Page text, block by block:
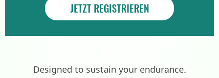
JETZT REGISTRIEREN
Designed to sustain your endurance.